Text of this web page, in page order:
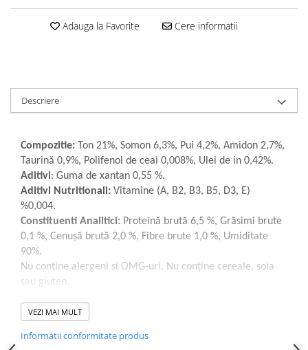
Adauga la Favorite Cere informatii
Descriere
Compozitie: Ton 21%, Somon 6,3%, Pui 4,2%, Amidon 2,7%,
Taurină 0,9%, Polifenol de ceai 0,008%, Ulei de in 0,42%.
Aditivi: Guma de xantan 0,55 %.
Aditivi Nutritionali: Vitamine (A, B2, B3, B5, D3, E)
%0,004.
Constituenti Analitici: Proteină brută 6,5 %, Grăsimi brute
0,1 %, Cenușă brută 2,0 %, Fibre brute 1,0 %, Umiditate
90%.
Nu conține alergeni și OMG-uri. Nu conține cereale, soia
sau gluten.
disponibilă.
VEZI MAI MULT
Informatii conformitate produs